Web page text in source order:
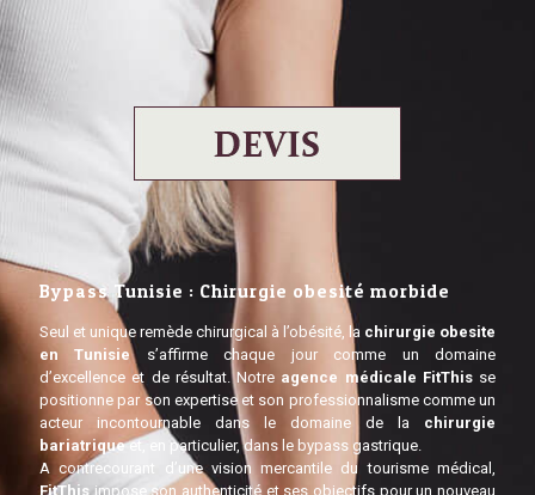
Bypass Tunisie : Chirurgie obesité morbide
Seul et unique remède chirurgical à l’obésité, la chirurgie obesite
en Tunisies’affirme chaque jour comme un domaine
d’excellence et de résultat. Notre agence médicale FitThisse
positionne par son expertise et son professionnalisme comme un
acteur incontournable dans le domaine de la chirurgie
bariatriqueet, en particulier, dans le bypass gastrique.
A contrecourant d’une vision mercantile du tourisme médical,
FitThisimpose son authenticité et ses objectifs pour un nouveau